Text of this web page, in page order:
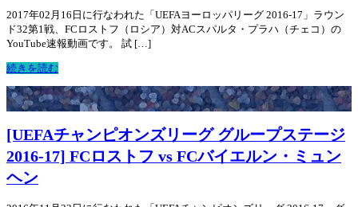
2017年02月16日に行なわれた「UEFAヨーロッパリーグ 2016-17」ラウン
ド32第1戦、FCロストフ（ロシア）対ACスパルタ・プラハ（チェコ）の
YouTube速報動画です。 試 […]
続きを読む
[UEFAチャンピオンズリーグ グループステージ
2016-17] FCロストフ vs FCバイエルン・ミュン
ヘン